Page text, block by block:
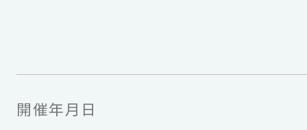
開催年月日